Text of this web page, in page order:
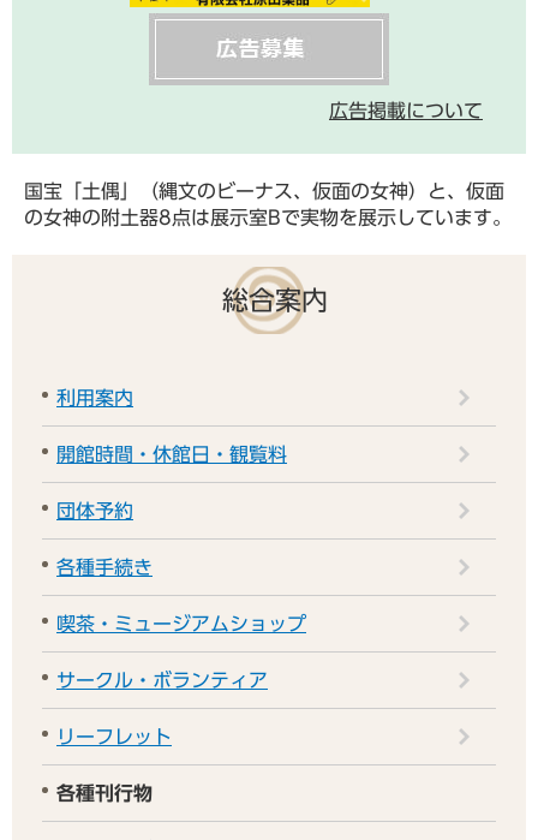
国宝「土偶」（縄文のビーナス、仮面の女神）と、仮面
の女神の附土器8点は展示室Bで実物を展示しています。
総合案内
利用案内
開館時間・休館日・観覧料
団体予約
各種手続き
喫茶・ミュージアムショップ
サークル・ボランティア
リーフレット
各種刊行物
広告掲載について